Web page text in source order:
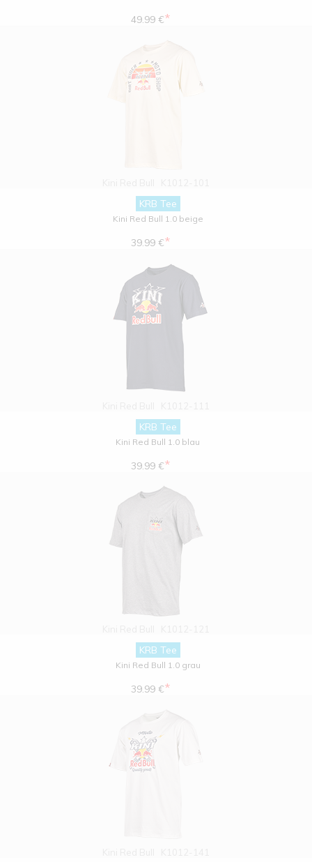
49.99 €*
KRB Tee
Kini Red Bull 1.0 beige
39.99 €*
KRB Tee
Kini Red Bull 1.0 blau
39.99 €*
KRB Tee
Kini Red Bull 1.0 grau
39.99 €*